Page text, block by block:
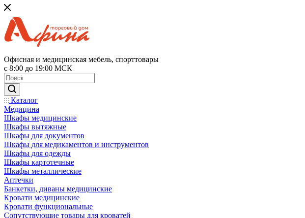
Офисная и медицинская мебель, спорттовары
с 8:00 до 19:00 МСК
Каталог
Медицина
Шкафы медицинские
Шкафы вытяжные
Шкафы для документов
Шкафы для медикаментов и инструментов
Шкафы для одежды
Шкафы картотечные
Шкафы металлические
Аптечки
Банкетки, диваны медицинские
Кровати медицинские
Кровати функциональные
Сопутствующие товары для кроватей